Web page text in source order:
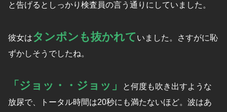
と告げるとしっかり検査員の言う通りにしていました。
彼女はタンポンも抜かれていました。さすがに恥
ずかしそうでしたね。
「ジョッ・・ジョッ」
と何度も吹き出すような
放尿で、トータル時間は20秒にも満たないほど。波はあ